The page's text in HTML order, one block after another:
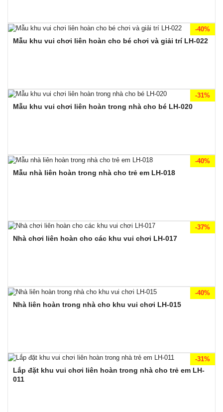
-40%
Mẫu khu vui chơi liên hoàn cho bé chơi và giải trí LH-022
-31%
Mẫu khu vui chơi liên hoàn trong nhà cho bé LH-020
-40%
Mẫu nhà liên hoàn trong nhà cho trẻ em LH-018
-37%
Nhà chơi liên hoàn cho các khu vui chơi LH-017
-40%
Nhà liên hoàn trong nhà cho khu vui chơi LH-015
-31%
Lắp đặt khu vui chơi liên hoàn trong nhà cho trẻ em LH-
011